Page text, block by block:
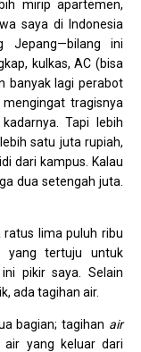
mirip apartemen,
saya di Indonesia
Jepang—bilang ini
kulkas, AC (bisa
banyak lagi perabot
tragisnya
Tapi lebih
satu juta rupiah,
dari kampus. Kalau
dua setengah juta.
ratus lima puluh ribu
yang tertuju untuk
pikir saya. Selain
ada tagihan air.
bagian; tagihan air
yang keluar dari